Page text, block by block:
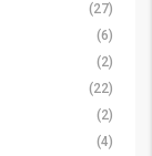
(27)
(6)
(2)
(22)
(2)
(4)